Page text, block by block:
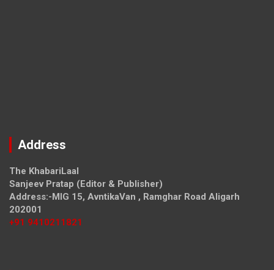
Address
The KhabariLaal
Sanjeev Pratap (Editor & Publisher)
Address:-MIG 15, AvntikaVan , Ramghar Road Aligarh
202001
+91 9410211821